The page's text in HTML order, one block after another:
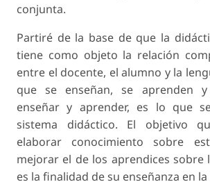
conjunta.
Partiré de la base de que la
tiene como objeto la relación
entre el docente, el alumno y la
que se enseñan, se aprenden
enseñar y aprender, es lo que
sistema didáctico. El objetivo
elaborar conocimiento sobre
mejorar el de los aprendices sobre
es la finalidad de su enseñanza en la